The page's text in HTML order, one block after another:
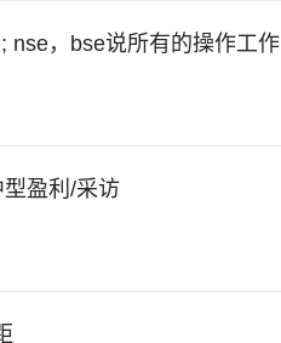
nse，bse说所有的操作工作
盈利/采访